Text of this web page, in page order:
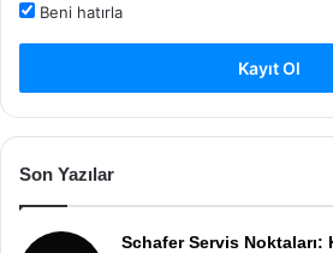
Beni hatırla
Kayıt Ol
Son Yazılar
Schafer Servis